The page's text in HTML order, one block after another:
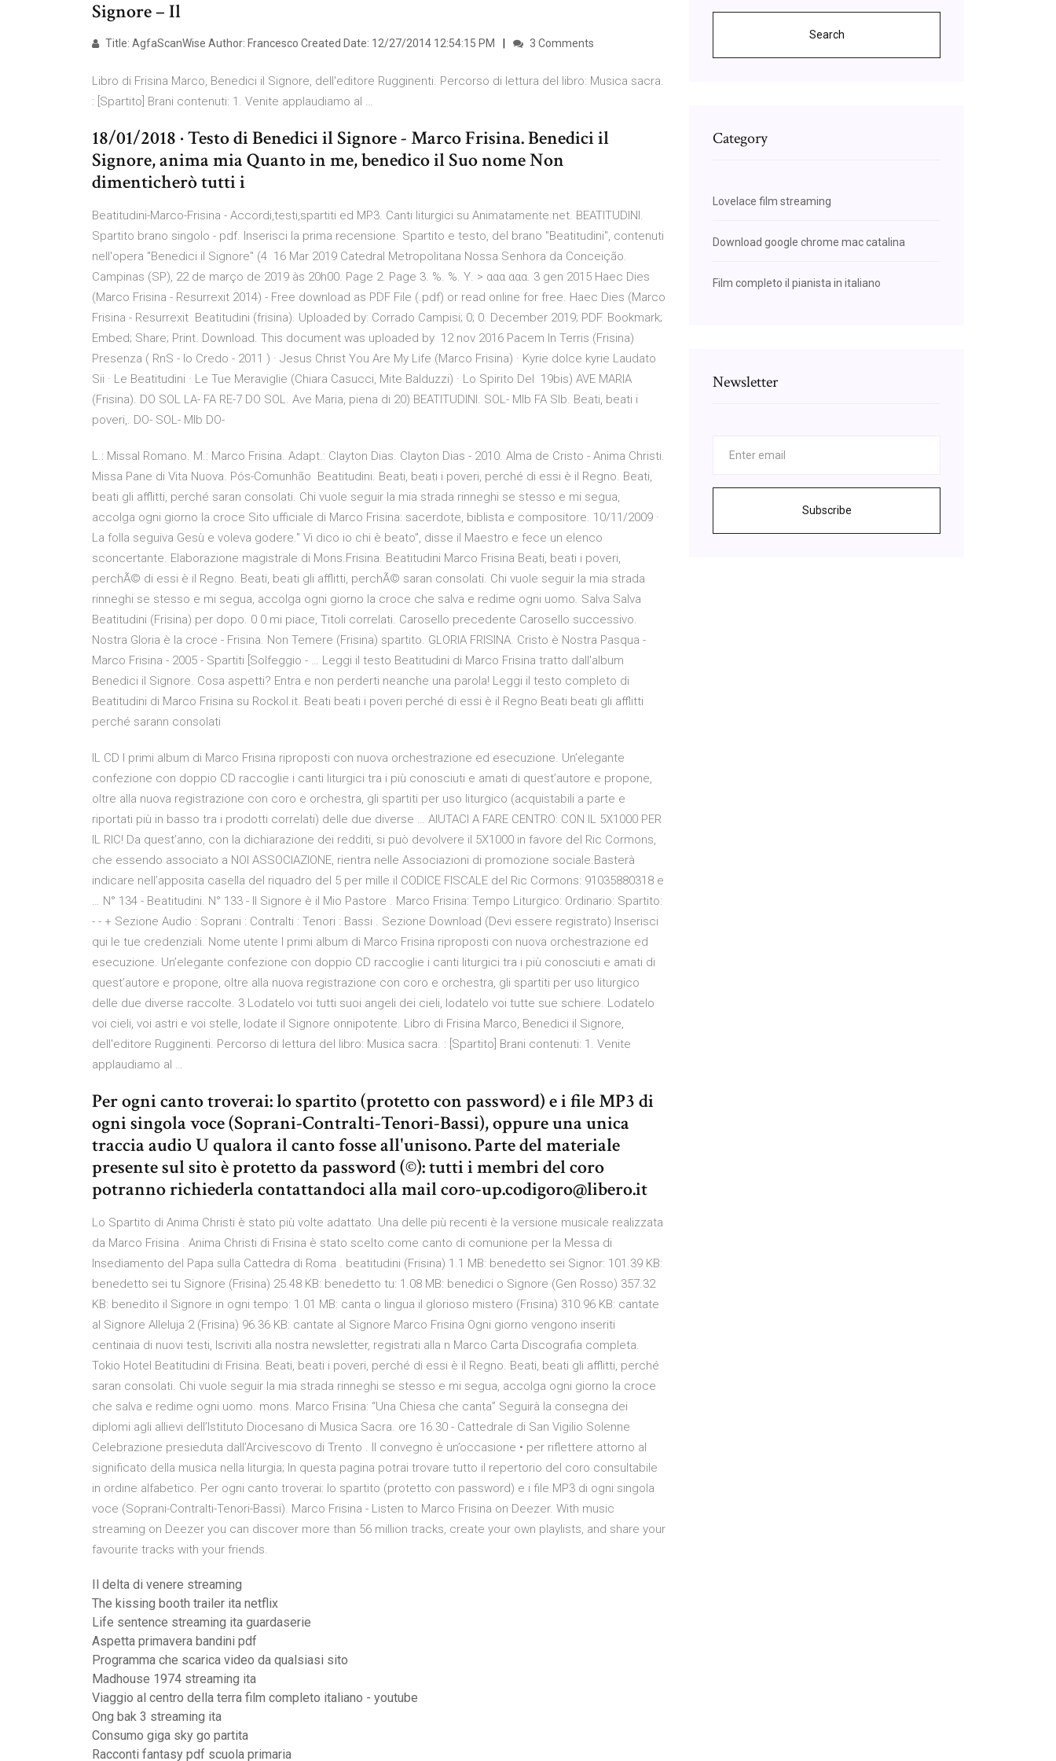
Signore – Il
Title: AgfaScanWise Author: Francesco Created Date: 12/27/2014 12:54:15 PM 3 Comments
Libro di Frisina Marco, Benedici il Signore, dell'editore Rugginenti. Percorso di lettura del libro: Musica sacra.
: [Spartito] Brani contenuti: 1. Venite applaudiamo al …
18/01/2018 · Testo di Benedici il Signore - Marco Frisina. Benedici il
Signore, anima mia Quanto in me, benedico il Suo nome Non
dimenticherò tutti i
Beatitudini-Marco-Frisina - Accordi,testi,spartiti ed MP3. Canti liturgici su Animatamente.net. BEATITUDINI.
Spartito brano singolo - pdf. Inserisci la prima recensione. Spartito e testo, del brano "Beatitudini", contenuti
nell'opera "Benedici il Signore" (4 16 Mar 2019 Catedral Metropolitana Nossa Senhora da Conceição.
Campinas (SP), 22 de março de 2019 às 20h00. Page 2. Page 3. %. %. Υ. > ααα ααα. 3 gen 2015 Haec Dies
(Marco Frisina - Resurrexit 2014) - Free download as PDF File (.pdf) or read online for free. Haec Dies (Marco
Frisina - Resurrexit Beatitudini (frisina). Uploaded by: Corrado Campisi; 0; 0. December 2019; PDF. Bookmark;
Embed; Share; Print. Download. This document was uploaded by 12 nov 2016 Pacem In Terris (Frisina)
Presenza ( RnS - Io Credo - 2011 ) · Jesus Christ You Are My Life (Marco Frisina) · Kyrie dolce kyrie Laudato
Sii · Le Beatitudini · Le Tue Meraviglie (Chiara Casucci, Mite Balduzzi) · Lo Spirito Del 19bis) AVE MARIA
(Frisina). DO SOL LA- FA RE-7 DO SOL. Ave Maria, piena di 20) BEATITUDINI. SOL- MIb FA SIb. Beati, beati i
poveri,. DO- SOL- MIb DO-
L.: Missal Romano. M.: Marco Frisina. Adapt.: Clayton Dias. Clayton Dias - 2010. Alma de Cristo - Anima Christi.
Missa Pane di Vita Nuova. Pós-Comunhão Beatitudini. Beati, beati i poveri, perché di essi è il Regno. Beati,
beati gli afflitti, perché saran consolati. Chi vuole seguir la mia strada rinneghi se stesso e mi segua,
accolga ogni giorno la croce Sito ufficiale di Marco Frisina: sacerdote, biblista e compositore. 10/11/2009 ·
La folla seguiva Gesù e voleva godere." Vi dico io chi è beato", disse il Maestro e fece un elenco
sconcertante. Elaborazione magistrale di Mons.Frisina. Beatitudini Marco Frisina Beati, beati i poveri,
perchÃ© di essi è il Regno. Beati, beati gli afflitti, perchÃ© saran consolati. Chi vuole seguir la mia strada
rinneghi se stesso e mi segua, accolga ogni giorno la croce che salva e redime ogni uomo. Salva Salva
Beatitudini (Frisina) per dopo. 0 0 mi piace, Titoli correlati. Carosello precedente Carosello successivo.
Nostra Gloria è la croce - Frisina. Non Temere (Frisina) spartito. GLORIA FRISINA. Cristo è Nostra Pasqua -
Marco Frisina - 2005 - Spartiti [Solfeggio - … Leggi il testo Beatitudini di Marco Frisina tratto dall'album
Benedici il Signore. Cosa aspetti? Entra e non perderti neanche una parola! Leggi il testo completo di
Beatitudini di Marco Frisina su Rockol.it. Beati beati i poveri perché di essi è il Regno Beati beati gli afflitti
perché sarann consolati
IL CD I primi album di Marco Frisina riproposti con nuova orchestrazione ed esecuzione. Un’elegante
confezione con doppio CD raccoglie i canti liturgici tra i più conosciuti e amati di quest’autore e propone,
oltre alla nuova registrazione con coro e orchestra, gli spartiti per uso liturgico (acquistabili a parte e
riportati più in basso tra i prodotti correlati) delle due diverse … AIUTACI A FARE CENTRO: CON IL 5X1000 PER
IL RIC! Da quest’anno, con la dichiarazione dei redditi, si può devolvere il 5X1000 in favore del Ric Cormons,
che essendo associato a NOI ASSOCIAZIONE, rientra nelle Associazioni di promozione sociale.Basterà
indicare nell’apposita casella del riquadro del 5 per mille il CODICE FISCALE del Ric Cormons: 91035880318 e
… N° 134 - Beatitudini. N° 133 - Il Signore è il Mio Pastore . Marco Frisina: Tempo Liturgico: Ordinario: Spartito:
- - + Sezione Audio : Soprani : Contralti : Tenori : Bassi . Sezione Download (Devi essere registrato) Inserisci
qui le tue credenziali. Nome utente I primi album di Marco Frisina riproposti con nuova orchestrazione ed
esecuzione. Un’elegante confezione con doppio CD raccoglie i canti liturgici tra i più conosciuti e amati di
quest’autore e propone, oltre alla nuova registrazione con coro e orchestra, gli spartiti per uso liturgico
delle due diverse raccolte. 3 Lodatelo voi tutti suoi angeli dei cieli, lodatelo voi tutte sue schiere. Lodatelo
voi cieli, voi astri e voi stelle, lodate il Signore onnipotente. Libro di Frisina Marco, Benedici il Signore,
dell'editore Rugginenti. Percorso di lettura del libro: Musica sacra. : [Spartito] Brani contenuti: 1. Venite
applaudiamo al …
Per ogni canto troverai: lo spartito (protetto con password) e i file MP3 di
ogni singola voce (Soprani-Contralti-Tenori-Bassi), oppure una unica
traccia audio U qualora il canto fosse all'unisono. Parte del materiale
presente sul sito è protetto da password (©): tutti i membri del coro
potranno richiederla contattandoci alla mail coro-up.codigoro@libero.it
Lo Spartito di Anima Christi è stato più volte adattato. Una delle più recenti è la versione musicale realizzata
da Marco Frisina . Anima Christi di Frisina è stato scelto come canto di comunione per la Messa di
Insediamento del Papa sulla Cattedra di Roma . beatitudini (Frisina) 1.1 MB: benedetto sei Signor: 101.39 KB:
benedetto sei tu Signore (Frisina) 25.48 KB: benedetto tu: 1.08 MB: benedici o Signore (Gen Rosso) 357.32
KB: benedito il Signore in ogni tempo: 1.01 MB: canta o lingua il glorioso mistero (Frisina) 310.96 KB: cantate
al Signore Alleluja 2 (Frisina) 96.36 KB: cantate al Signore Marco Frisina Ogni giorno vengono inseriti
centinaia di nuovi testi, Iscriviti alla nostra newsletter, registrati alla n Marco Carta Discografia completa.
Tokio Hotel Beatitudini di Frisina. Beati, beati i poveri, perché di essi è il Regno. Beati, beati gli afflitti, perché
saran consolati. Chi vuole seguir la mia strada rinneghi se stesso e mi segua, accolga ogni giorno la croce
che salva e redime ogni uomo. mons. Marco Frisina: “Una Chiesa che canta” Seguirà la consegna dei
diplomi agli allievi dell’Istituto Diocesano di Musica Sacra. ore 16.30 - Cattedrale di San Vigilio Solenne
Celebrazione presieduta dall’Arcivescovo di Trento . Il convegno è un’occasione • per riflettere attorno al
significato della musica nella liturgia; In questa pagina potrai trovare tutto il repertorio del coro consultabile
in ordine alfabetico. Per ogni canto troverai: lo spartito (protetto con password) e i file MP3 di ogni singola
voce (Soprani-Contralti-Tenori-Bassi). Marco Frisina - Listen to Marco Frisina on Deezer. With music
streaming on Deezer you can discover more than 56 million tracks, create your own playlists, and share your
favourite tracks with your friends.
Il delta di venere streaming
The kissing booth trailer ita netflix
Life sentence streaming ita guardaserie
Aspetta primavera bandini pdf
Programma che scarica video da qualsiasi sito
Madhouse 1974 streaming ita
Viaggio al centro della terra film completo italiano - youtube
Ong bak 3 streaming ita
Consumo giga sky go partita
Racconti fantasy pdf scuola primaria
Search
Category
Lovelace film streaming
Download google chrome mac catalina
Film completo il pianista in italiano
Newsletter
Subscribe